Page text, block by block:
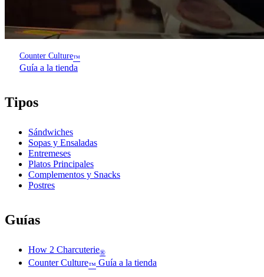
Counter Culture™
Guía a la tienda
Tipos
Sándwiches
Sopas y Ensaladas
Entremeses
Platos Principales
Complementos y Snacks
Postres
Guías
How 2 Charcuterie®
Counter Culture™ Guía a la tienda